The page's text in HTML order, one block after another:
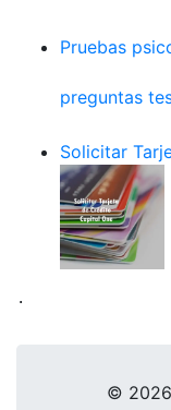
Pruebas
preguntas
Solicitar
.
©